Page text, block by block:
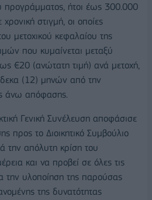
προγράμματος, ήτοι έως 300.000
στιγμή, οι οποίες
μετοχικού κεφαλαίου της
που κυμαίνεται μεταξύ
€20 (ανώτατη τιμή) ανά μετοχή,
(12) μηνών από την
άνω απόφασης.
Γενική Συνέλευση αποφάσισε
προς το Διοικητικό Συμβούλιο
την απόλυτη κρίση του
και να προβεί σε όλες τις
την υλοποίηση της παρούσας
της δυνατότητας